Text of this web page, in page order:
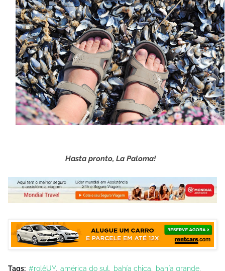
Hasta pronto, La Paloma!
Tags: #rolêUY américa do sul bahía chica bahía grande